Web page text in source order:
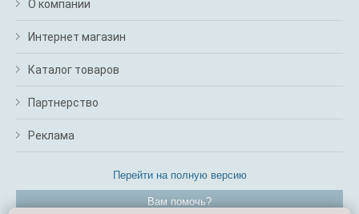
О компании
Интернет магазин
Каталог товаров
Партнерство
Реклама
Перейти на полную версию
Вам помочь?